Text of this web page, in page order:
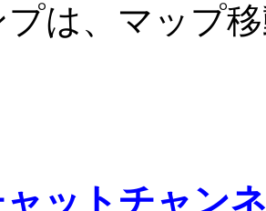
は、マップ
ットチャン